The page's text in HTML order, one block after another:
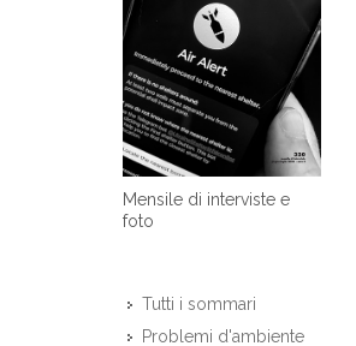
Mensile di interviste e
foto
Tutti i sommari
Problemi d'ambiente